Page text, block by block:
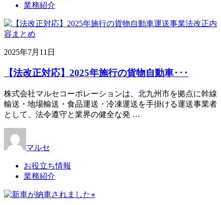
業務紹介
2025年7月11日
【法改正対応】2025年施行の貨物自動車･･･
株式会社マルセコーポレーションは、北九州市を拠点に幹線
輸送・地場輸送・食品運送・冷凍運送を手掛ける運送事業者
として、法令遵守と業界の健全な発 …
マルセ
お役立ち情報
業務紹介